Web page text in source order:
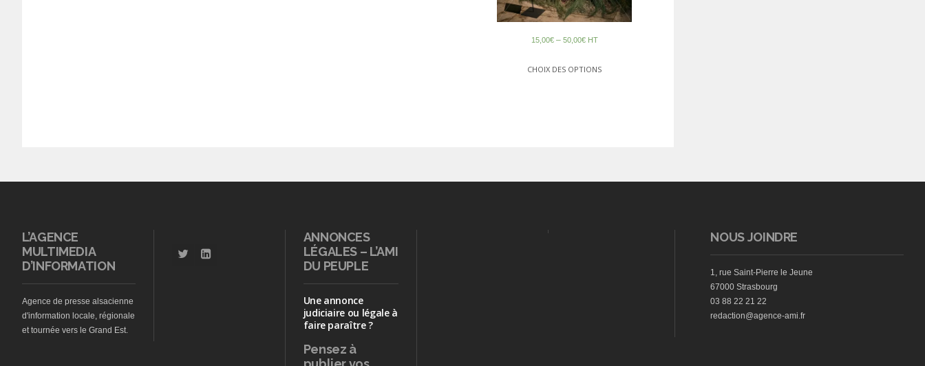
15,00€– 50,00€ HT
CHOIX DES OPTIONS
L’AGENCE
MULTIMEDIA
D’INFORMATION
Agence de presse alsacienne
d'information locale, régionale
et tournée vers le Grand Est.
ANNONCES
LÉGALES – L’AMI
DU PEUPLE
Une annonce
judiciaire ou légale à
faire paraître ?
Pensez à
NOUS JOINDRE
1, rue Saint-Pierre le Jeune
67000 Strasbourg
03 88 22 21 22
redaction@agence-ami.fr